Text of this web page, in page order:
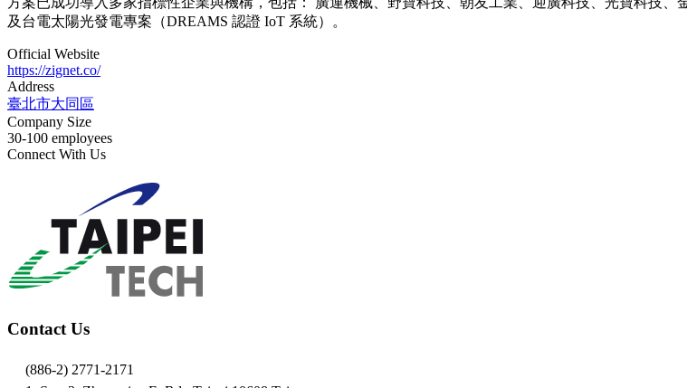
及台電太陽光發電專案（DREAMS 認證 IoT 系統）。
Official Website
https://zignet.co/
Address
臺北市大同區
Company Size
30-100 employees
Connect With Us
Contact Us
(886-2) 2771-2171